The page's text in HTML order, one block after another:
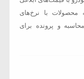
محصولات با نرخ‌های
و پرونده برای